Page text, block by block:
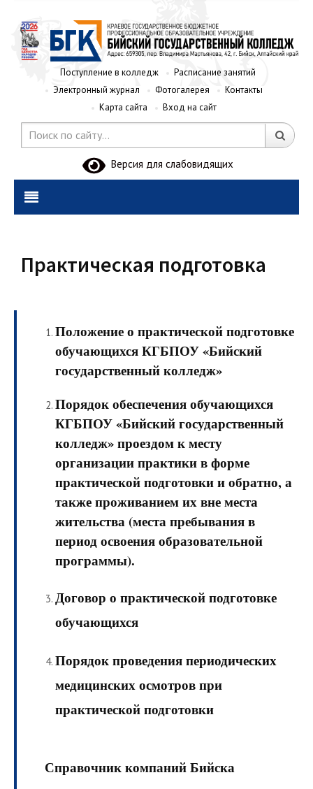
Поступление в колледж
Расписание занятий
Электронный журнал
Фотогалерея
Контакты
Карта сайта
Вход на сайт
Версия для слабовидящих
Практическая подготовка
Положение о практической подготовке
обучающихся КГБПОУ «Бийский
государственный колледж»
Порядок обеспечения обучающихся
КГБПОУ «Бийский государственный
колледж» проездом к месту
организации практики в форме
практической подготовки и обратно, а
также проживанием их вне места
жительства (места пребывания в
период освоения образовательной
программы).
Договор о практической подготовке
обучающихся
Порядок проведения периодических
медицинских осмотров при
практической подготовки
Справочник компаний Бийска